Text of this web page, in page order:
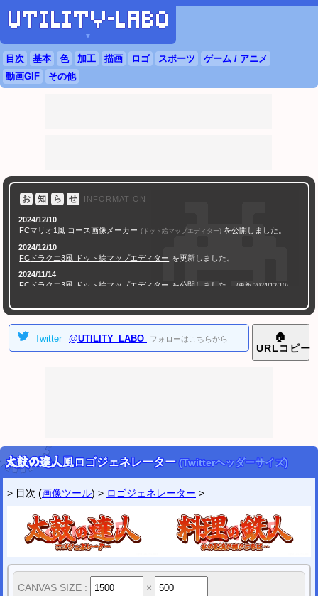
▼
目次 基本 色 加工 描画 ロゴ スポーツ
ゲーム / アニメ
動画GIF
その他
お 知 ら せ INFORMATION
2024/12/10
FCマリオ1風 コース画像メーカー (ドット絵マップエディター) を公開しました。
2024/12/10
FC ドラクエ3風 ドット絵マップエディター を更新しました。
2024/11/14
FC ドラクエ3風 ドット絵マップエディター を公開しました。(更新 2024/12/10)
2024/10/29
AI学習防止 ツイッター画像4分割ツール を公開しました。
ツイッター @utility_labo
新着などの情報を受け取りたい方はフォローして下さい。
Twitter @UTILITY_LABO フォローはこちらから
🏠
URL コピー
太鼓の達人風ロゴジェネレーター(Twitterヘッダーサイズ)
> 目次 (画像ツール) > ロゴジェネレーター >
CANVAS SIZE : ×